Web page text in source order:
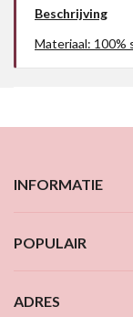
Beschrijving
Materiaal: 100%
INFORMATIE
POPULAIR
ADRES